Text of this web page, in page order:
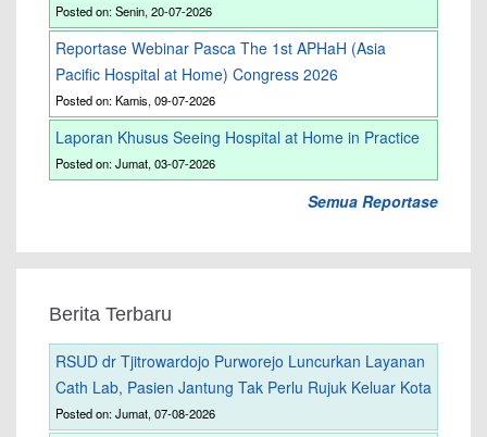
Posted on: Senin, 20-07-2026
Reportase Webinar Pasca The 1st APHaH (Asia
Pacific Hospital at Home) Congress 2026
Posted on: Kamis, 09-07-2026
Laporan Khusus Seeing Hospital at Home in Practice
Posted on: Jumat, 03-07-2026
Semua Reportase
Berita Terbaru
RSUD dr Tjitrowardojo Purworejo Luncurkan Layanan
Cath Lab, Pasien Jantung Tak Perlu Rujuk Keluar Kota
Posted on: Jumat, 07-08-2026